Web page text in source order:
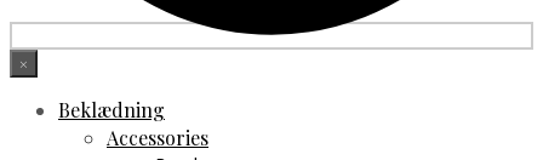
×
Beklædning
Accessories